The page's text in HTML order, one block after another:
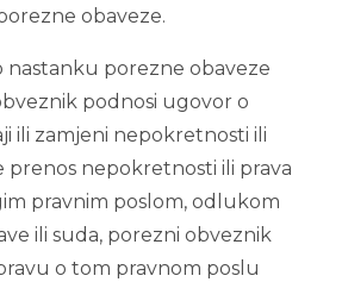
obaveze.
nastanku porezne obaveze
podnosi ugovor o
ili zamjeni nepokretnosti ili
prenos nepokretnosti ili prava
pravnim poslom, odlukom
ili suda, porezni obveznik
o tom pravnom poslu